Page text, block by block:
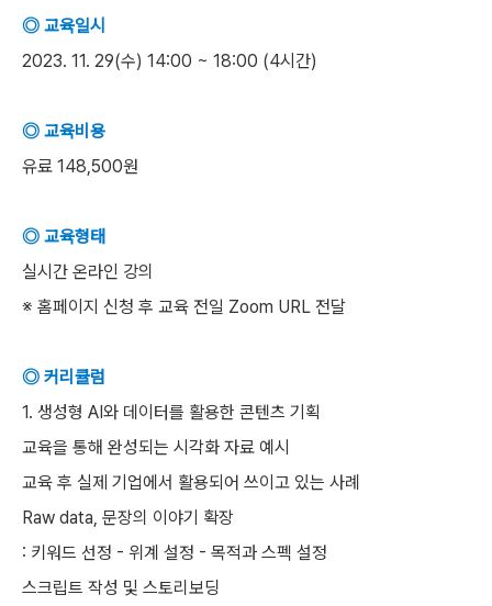
◎ 교육일시
2023. 11. 29(수) 14:00 ~ 18:00 (4시간)
◎ 교육비용
유료 148,500원
◎ 교육형태
실시간 온라인 강의
※ 홈페이지 신청 후 교육 전일 Zoom URL 전달
◎ 커리큘럼
1. 생성형 AI와 데이터를 활용한 콘텐츠 기획
교육을 통해 완성되는 시각화 자료 예시
교육 후 실제 기업에서 활용되어 쓰이고 있는 사례
Raw data, 문장의 이야기 확장
: 키워드 선정 - 위계 설정 - 목적과 스펙 설정
스크립트 작성 및 스토리보딩